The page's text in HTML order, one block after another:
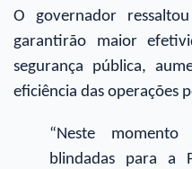
O governador
garantirão maior
segurança pública,
eficiência das operações
“Neste
blindadas para a